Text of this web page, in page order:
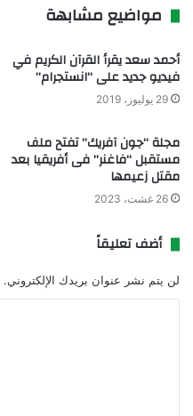
مواضيع مشابهة
أحمد سعد يقرأ القرآن الكريم في
فيديو جديد على “انستجرام”
29 يوليوز، 2019
مجلة “جون آفريك” تفتح ملف
مستقبل “فاغنر” فى أفريقيا بعد
مقتل زعيمها
26 غشت، 2023
أضف تعليقاً
لن يتم نشر عنوان بريدك الإلكتروني.